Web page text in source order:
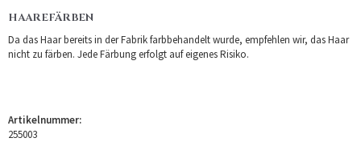
HAAREFÄRBEN
Da das Haar bereits in der Fabrik farbbehandelt wurde, empfehlen wir, das Haar
nicht zu färben. Jede Färbung erfolgt auf eigenes Risiko.
Artikelnummer:
255003